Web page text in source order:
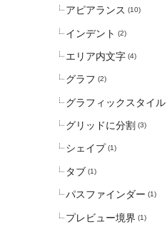
アピアランス (10)
インデント (2)
エリア内文字 (4)
グラフ (2)
グラフィックスタイル
グリッドに分割 (3)
シェイプ (1)
タブ (1)
パスファインダー (1)
プレビュー境界 (1)